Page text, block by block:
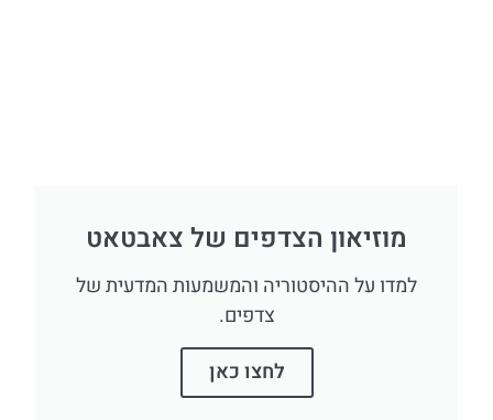
מוזיאון הצדפים של צאבטאט
למדו על ההיסטוריה והמשמעות המדעית של
צדפים.
לחצו כאן